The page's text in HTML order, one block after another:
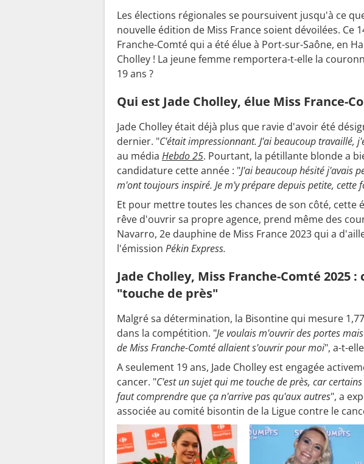
Les élections régionales se poursuivent jusqu'à ce
nouvelle édition de Miss France soient dévoilées. Ce
Franche-Comté qui a été élue à Port-sur-Saône, en
Cholley ! La jeune femme remportera-t-elle la
19 ans ?
Qui est Jade Cholley, élue Miss France-
Jade Cholley était déjà plus que ravie d'avoir été
dernier. "C'était impressionnant. J'ai beaucoup travaillé,
au média Hebdo 25. Pourtant, la pétillante blonde a
candidature cette année : "J'ai beaucoup hésité j'avais
m'ont toujours inspiré. Je m'y prépare depuis petite, cette
Et pour mettre toutes les chances de son côté,
rêve d'ouvrir sa propre agence, prend même des
Navarro, 2e dauphine de Miss France 2023 qui a
l'émission Pékin Express.
Jade Cholley, Miss Franche-Comté 2025
"touche de près"
Malgré sa détermination, la Bisontine qui mesure
dans la compétition. "Je voulais m'ouvrir des portes
de Miss Franche-Comté allaient s'ouvrir pour moi", a-t-
A seulement 19 ans, Jade Cholley est engagée
cancer. "C'est un sujet qui me touche de près, car
faut comprendre que ça n'arrive pas qu'aux autres", a
associée au comité bisontin de la Ligue contre le